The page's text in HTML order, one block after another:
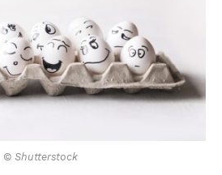
© Shutterstock